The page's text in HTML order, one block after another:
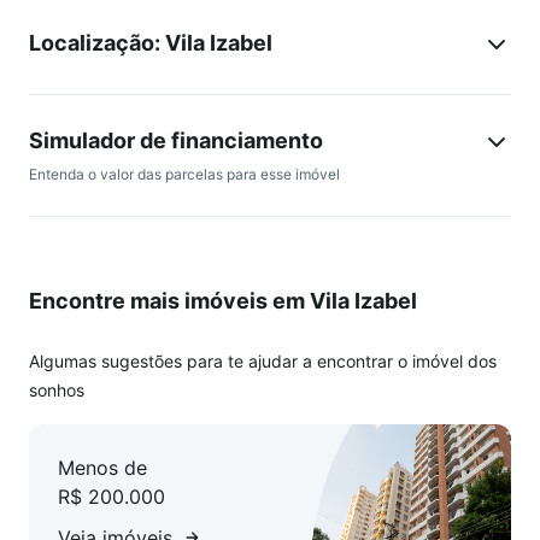
Unidades de 20,19m² a 64,45m²
24 unidades exclusivas
Áreas comuns equipadas para seu conforto:
Coworking
Rooftop com vista privilegiada
Bicicletário
Fechadura eletrônica nas portas de entrada das unidades
Fechadura facial no portão de entrada
Infraestrutura para ar-condicionado
Infraestrutura para automatização
Localização: Vila Izabel
Simulador de financiamento
Entenda o valor das parcelas para esse imóvel
Encontre mais imóveis em Vila Izabel
Algumas sugestões para te ajudar a encontrar o imóvel dos
sonhos
Menos de
R$ 200.000